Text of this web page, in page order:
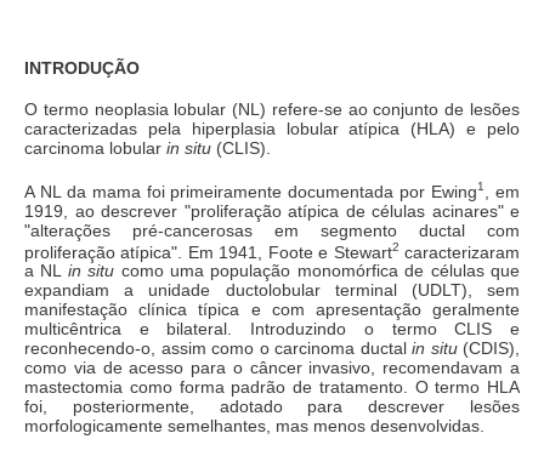
INTRODUÇÃO
O termo neoplasia lobular (NL) refere-se ao conjunto de lesões
caracterizadas pela hiperplasia lobular atípica (HLA) e pelo
carcinoma lobular in situ (CLIS).
A NL da mama foi primeiramente documentada por Ewing1
, em
1919, ao descrever "proliferação atípica de células acinares" e
"alterações pré-cancerosas em segmento ductal com
proliferação atípica". Em 1941, Foote e Stewart2 caracterizaram
a NL in situ como uma população monomórfica de células que
expandiam a unidade ductolobular terminal (UDLT), sem
manifestação clínica típica e com apresentação geralmente
multicêntrica e bilateral. Introduzindo o termo CLIS e
reconhecendo-o, assim como o carcinoma ductal in situ(CDIS),
como via de acesso para o câncer invasivo, recomendavam a
mastectomia como forma padrão de tratamento. O termo HLA
foi, posteriormente, adotado para descrever lesões
morfologicamente semelhantes, mas menos desenvolvidas.